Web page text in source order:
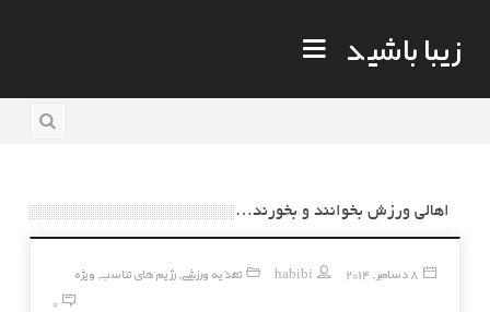
زیبا باشید
اهالی ورزش بخوانند و بخورند…
8 دسامبر, 2014 habibi تغذیه ورزشی, رژیم های تناسب, ویژه
0